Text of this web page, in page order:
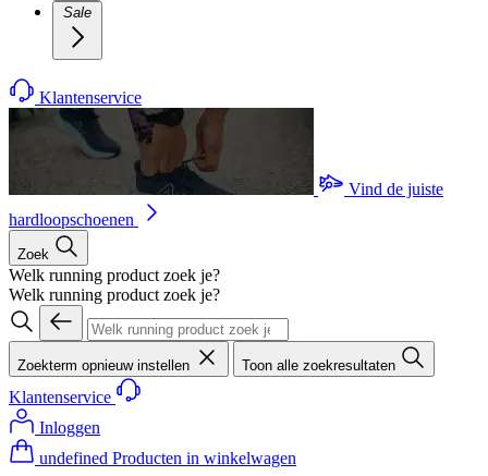
Sale
Klantenservice
Vind de juiste
hardloopschoenen
Zoek
Welk running product zoek je?
Welk running product zoek je?
Zoekterm opnieuw instellen Toon alle zoekresultaten
Klantenservice
Inloggen
undefined Producten in winkelwagen